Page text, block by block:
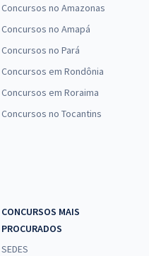
Concursos no Amazonas
Concursos no Amapá
Concursos no Pará
Concursos em Rondônia
Concursos em Roraima
Concursos no Tocantins
CONCURSOS MAIS
PROCURADOS
SEDES